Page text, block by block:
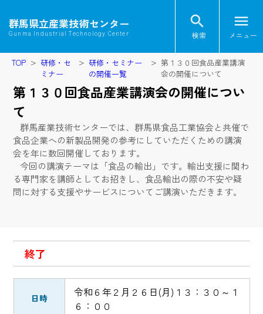
群馬県立産業技術センター
Gunma Industrial Technology Center
search
検索
menu
メニュー
TOP
研修・セ
ミナー
研修・セミナー
の開催一覧
第１３０回食品産業講演
会の開催について
第１３０回食品産業講演会の開催につい
て
群馬産業技術センターでは、群馬県食品工業協会と共催で
食品企業への新製品開発の参考にしていただくための講演
会を年に数回開催しております。
今回の講演テーマは「食品の輸出」です。輸出支援に関わ
る専門家を講師としてお招きし、食品輸出の際の不安や疑
問に対する支援やサービスについてご講演いただきます。
終了
日時
令和６年２月２６日(月)１３：３０～１
６：００